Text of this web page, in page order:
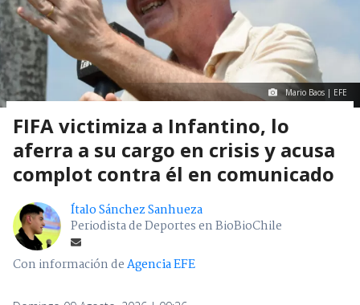
Mario Baos | EFE
FIFA victimiza a Infantino, lo
aferra a su cargo en crisis y acusa
complot contra él en comunicado
Ítalo Sánchez Sanhueza
Periodista de Deportes en BioBioChile
Con información deAgencia EFE